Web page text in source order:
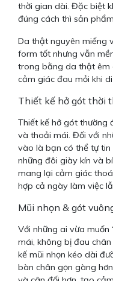
thời gian dài. Đặc biệt
đúng cách thì sản
Da thật nguyên miếng
form tốt nhưng vẫn
trong bằng da thật êm
cảm giác đau mỏi khi
Thiết kế hở gót thời
Thiết kế hở gót thường
và thoải mái. Đối với
vào là bạn có thể tự tin
những đôi giày kín và
mang lại cảm giác
hợp cả ngày làm việc
Mũi nhọn & gót
Với những ai vừa muốn
mái, không bị đau
kế mũi nhọn kéo dài
bàn chân gọn gàng